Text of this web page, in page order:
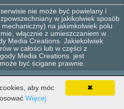
nie może być powielany i
w jakikolwiek sposób
na jakimkolwiek polu
włącznie z umieszczaniem w
Media Creations. Jakiekolwiek
w całości lub w części z
Media Creations. jest
być ścigane prawnie.
Wszelkie prawa zastrzeżone.
Lifestyle Design Wyposażenie
✖
aby móc
Więcej